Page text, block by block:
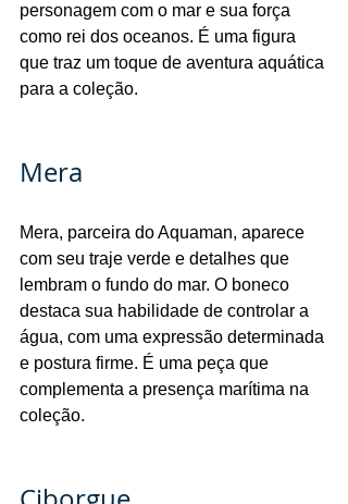
personagem com o mar e sua força
como rei dos oceanos. É uma figura
que traz um toque de aventura aquática
para a coleção.
Mera
Mera, parceira do Aquaman, aparece
com seu traje verde e detalhes que
lembram o fundo do mar. O boneco
destaca sua habilidade de controlar a
água, com uma expressão determinada
e postura firme. É uma peça que
complementa a presença marítima na
coleção.